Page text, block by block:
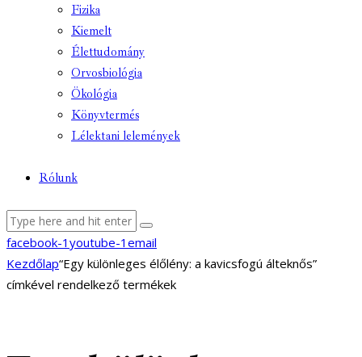
Fizika
Kiemelt
Élettudomány
Orvosbiológia
Ökológia
Könyvtermés
Lélektani lelemények
Rólunk
facebook-1 youtube-1 email
Kezdőlap“Egy különleges élőlény: a kavicsfogú álteknős”
címkével rendelkező termékek